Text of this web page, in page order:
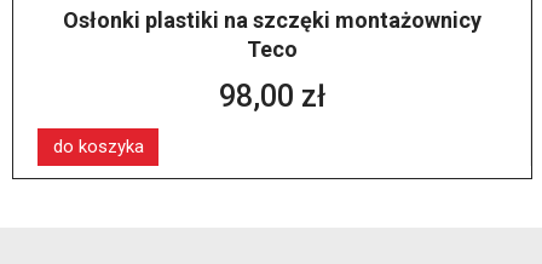
Osłonki plastiki na szczęki montażownicy
Teco
98,00 zł
do koszyka